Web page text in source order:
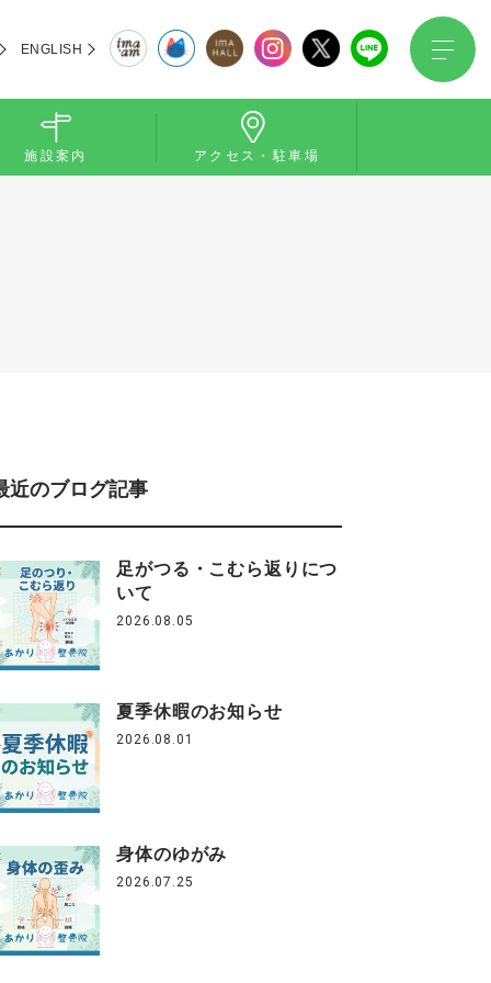
ENGLISH
施設案内 アクセス・駐車場
近のブログ記事
足がつる・こむら返りにつ
いて
2026.08.05
夏季休暇のお知らせ
2026.08.01
身体のゆがみ
2026.07.25